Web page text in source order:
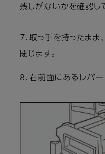
残しがないかを確認し
7．取っ手を持ったま
閉じます。
8．右前面にあるレバー